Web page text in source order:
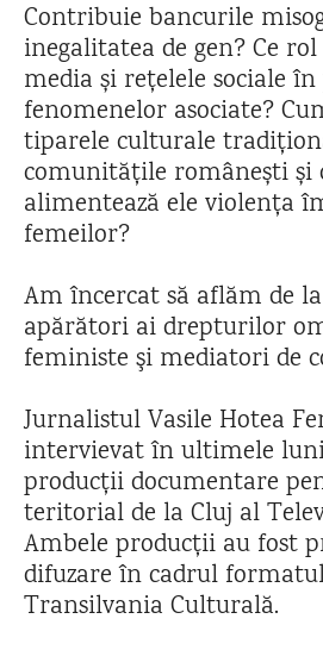
Contribuie bancurile
inegalitatea de gen? Ce rol
media și rețelele sociale
fenomenelor asociate?
tiparele culturale
comunitățile românești și
alimentează ele violenţa
femeilor?
Am încercat să aflăm de
apărători ai drepturilor
feministe şi mediatori de
Jurnalistul Vasile Hotea
intervievat în ultimele
producții documentare
teritorial de la Cluj al
Ambele producții au fost
difuzare în cadrul
Transilvania Culturală.